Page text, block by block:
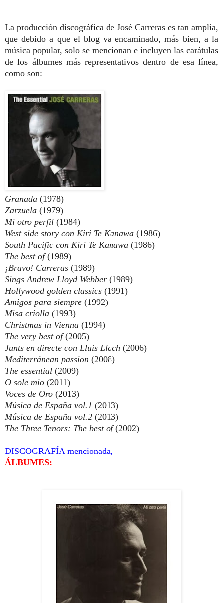
La producción discográfica de José Carreras es tan amplia,
que debido a que el blog va encaminado, más bien, a la
música popular, solo se mencionan e incluyen las carátulas
de los álbumes más representativos dentro de esa línea,
como son:
Granada (1978)
Zarzuela (1979)
Mi otro perfil (1984)
West side story con Kiri Te Kanawa (1986)
South Pacific con Kiri Te Kanawa (1986)
The best of(1989)
¡Bravo! Carreras (1989)
Sings Andrew Lloyd Webber (1989)
Hollywood golden classics (1991)
Amigos para siempre (1992)
Misa criolla (1993)
Christmas in Vienna (1994)
The very best of(2005)
Junts en directe con Lluis Llach (2006)
Mediterránean passion (2008)
The essential (2009)
O sole mio (2011)
Voces de Oro (2013)
Música de España vol.1 (2013)
Música de España vol.2 (2013)
The Three Tenors: The best of(2002)
DISCOGRAFÍA mencionada,
ÁLBUMES: